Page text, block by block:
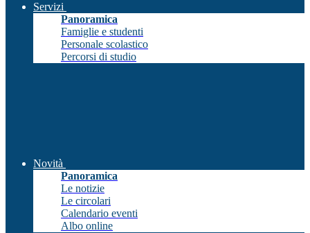
Servizi
Panoramica
Famiglie e studenti
Personale scolastico
Percorsi di studio
Novità
Panoramica
Le notizie
Le circolari
Calendario eventi
Albo online